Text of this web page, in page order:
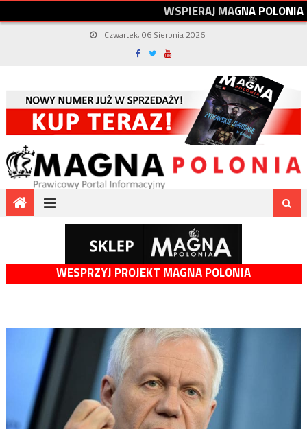
WSPIERAJMAGNAPOLONIA
Czwartek, 06 Sierpnia 2026
WESPRZYJ PROJEKT MAGNA POLONIA